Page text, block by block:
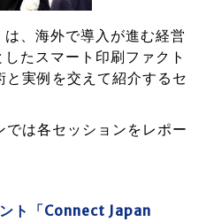
、海外で導入が進む経営
たスマート印刷ファクト
と実例を交えて紹介するセ
は各セッションをレポー
ト「Connect Japan